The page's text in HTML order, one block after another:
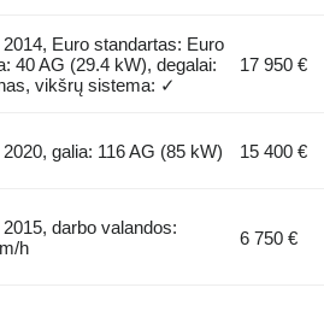
2014, Euro standartas: Euro
40 AG (29.4 kW), degalai:
vikšrų sistema: ✓
17 950 €
galia: 116 AG (85 kW) 15 400 €
darbo valandos:
h
6 750 €